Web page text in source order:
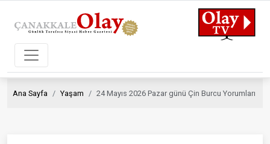
Ana Sayfa Yaşam 24 Mayıs 2026 Pazar günü Çin Burcu Yorumları